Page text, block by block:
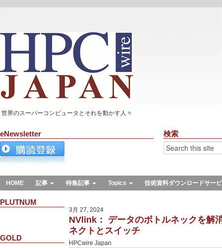
世界のスーパーコンピュータとそれを動かす人々
eNewsletter 検索
HOME 記事 特集記事 Topics 技術資料ダウンロードサー
PLUTNUM
GOLD
3月 27, 2024
NVlink： データのボトルネックを解
ネクトとスイッチ
HPCwire Japan